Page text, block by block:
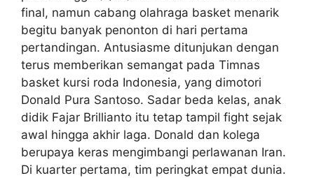
final, namun cabang olahraga basket menarik
begitu banyak penonton di hari pertama
pertandingan. Antusiasme ditunjukan dengan
terus memberikan semangat pada Timnas
basket kursi roda Indonesia, yang dimotori
Donald Pura Santoso. Sadar beda kelas, anak
didik Fajar Brillianto itu tetap tampil fight sejak
awal hingga akhir laga. Donald dan kolega
berupaya keras mengimbangi perlawanan Iran.
Di kuarter pertama, tim peringkat empat dunia.